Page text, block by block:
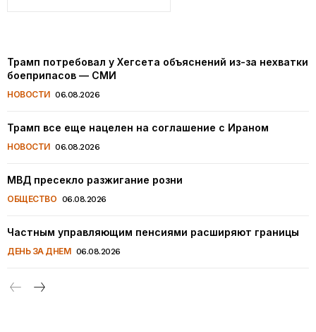
Трамп потребовал у Хегсета объяснений из-за нехватки
боеприпасов — СМИ
НОВОСТИ 06.08.2026
Трамп все еще нацелен на соглашение с Ираном
НОВОСТИ 06.08.2026
МВД пресекло разжигание розни
ОБЩЕСТВО 06.08.2026
Частным управляющим пенсиями расширяют границы
ДЕНЬ ЗА ДНЕМ 06.08.2026